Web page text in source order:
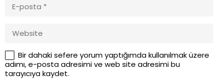
Bir dahaki sefere yorum yaptığımda kullanılmak üzere
adımı, e-posta adresimi ve web site adresimi bu
tarayıcıya kaydet.